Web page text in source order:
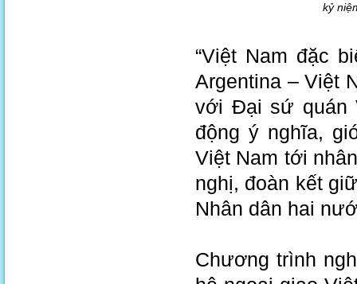
kỷ
“Việt Nam đặc
Argentina – Việt
với Đại sứ quán
động ý nghĩa,
Việt Nam tới
nghị, đoàn kết
Nhân dân hai
Chương trình